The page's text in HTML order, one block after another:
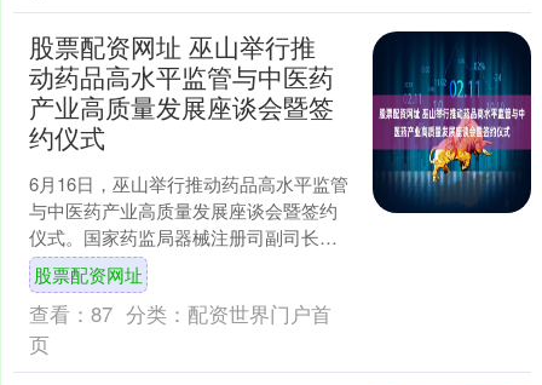
股票配资网址 巫山举行推
动药品高水平监管与中医药
产业高质量发展座谈会暨签
约仪式
6月16日，巫山举行推动药品高水平监管
与中医药产业高质量发展座谈会暨签约
仪式。国家药监局器械注册司副司长杜
惠琴，市药监局党组书记、局长余华
荣，市药监局党组成员、....
股票配资网址
查看： 87 分类： 配资世界门户首
页